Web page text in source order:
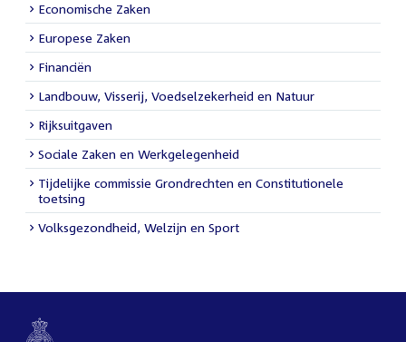
Economische Zaken
Europese Zaken
Financiën
Landbouw, Visserij, Voedselzekerheid en Natuur
Rijksuitgaven
Sociale Zaken en Werkgelegenheid
Tijdelijke commissie Grondrechten en Constitutionele
toetsing
Volksgezondheid, Welzijn en Sport